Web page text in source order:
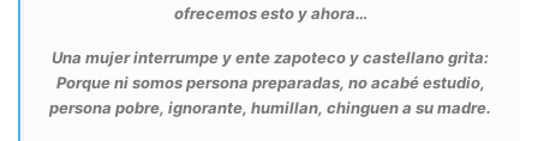
ofrecemos esto y ahora…
Una mujer interrumpe y ente zapoteco y castellano grita:
Porque ni somos persona preparadas, no acabé estudio,
persona pobre, ignorante, humillan, chinguen a su madre.